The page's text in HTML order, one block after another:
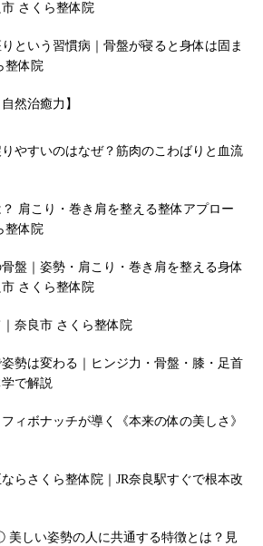
さくら整体院
という習慣病｜骨盤が寝ると身体は固ま
整体院
然治癒力】
やすいのはなぜ？筋肉のこわばりと血流
肩こり・巻き肩を整える整体アプロー
整体院
盤｜姿勢・肩こり・巻き肩を整える身体
さくら整体院
奈良市 さくら整体院
勢は変わる｜ヒンジ力・骨盤・膝・足首
で解説
ィボナッチが導く《本来の体の美しさ》
らさくら整体院｜JR奈良駅すぐで根本改
美しい姿勢の人に共通する特徴とは？見